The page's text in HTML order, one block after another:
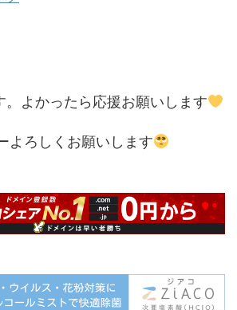
。よかったら応援お願いします
よろしくお願いします